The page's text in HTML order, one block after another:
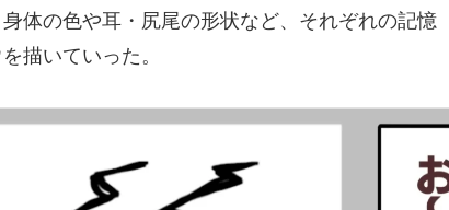
体の色や耳・尻尾の形状など、それぞれの記憶
描いていった。